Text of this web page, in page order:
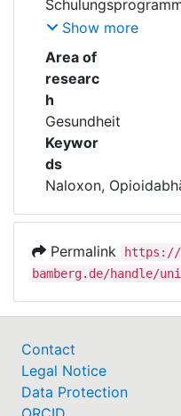
medizinische Laien
Take-Home-
Opioidabhängigkeit
Show more
Area of
researc
h
Gesundheit
Keywor
ds
Naloxon,
Permalink
bamberg.de/handle/
Contact
Legal Notice
Data Protection